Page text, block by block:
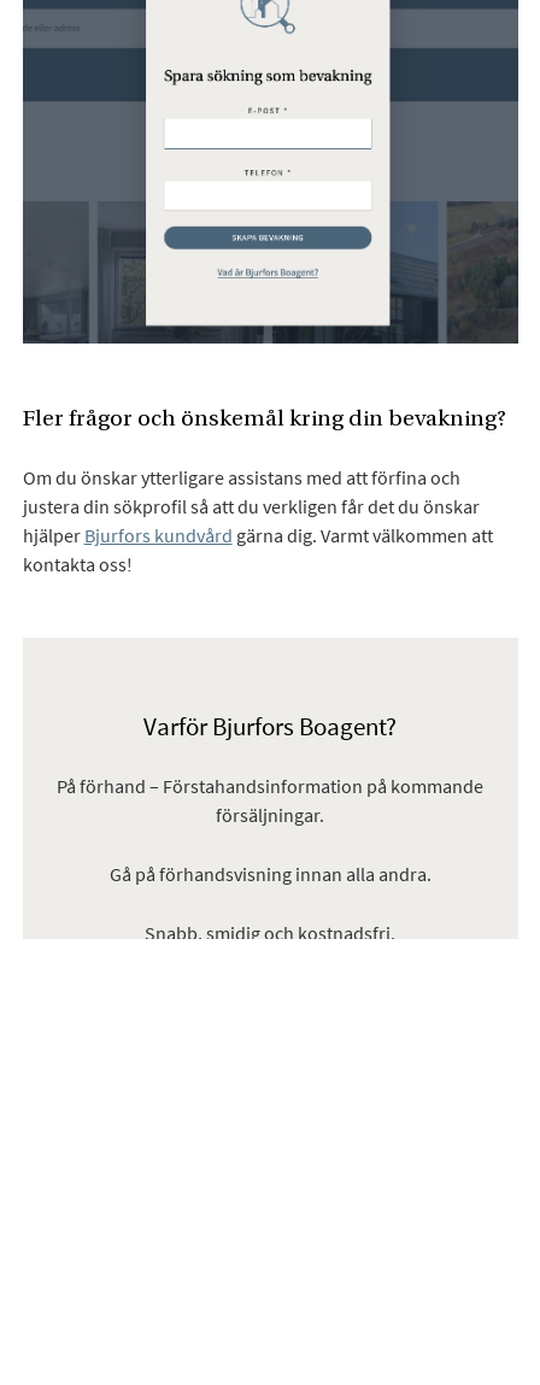
Fler frågor och önskemål kring din bevakning?
Om du önskar ytterligare assistans med att förfina och
justera din sökprofil så att du verkligen får det du önskar
hjälper Bjurfors kundvård gärna dig. Varmt välkommen att
kontakta oss!
Varför Bjurfors Boagent?
På förhand – Förstahandsinformation på kommande
försäljningar.
Gå på förhandsvisning innan alla andra.
Snabb, smidig och kostnadsfri.